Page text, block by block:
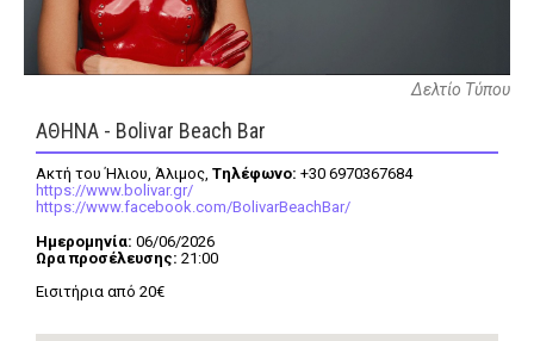
FEEDS
Retro Summer
OMG LOL
Xmas
Δελτίο Τύπου
ΑΘΗΝΑ - Bolivar Beach Bar
Ακτή του Ήλιου, Άλιμος, Tηλέφωνο: +30 6970367684
https://www.bolivar.gr/
https://www.facebook.com/BolivarBeachBar/
Ημερομηνία: 06/06/2026
Ωρα προσέλευσης: 21:00
Εισιτήρια από 20€